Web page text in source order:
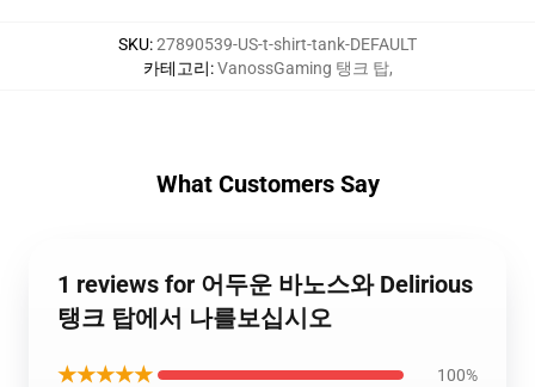
SKU:27890539-US-t-shirt-tank-DEFAULT
카테고리:VanossGaming 탱크 탑,
What Customers Say
1 reviews for 어두운 바노스와 Delirious
탱크 탑에서 나를보십시오
★★★★★ 100%